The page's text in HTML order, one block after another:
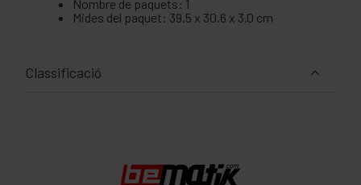
Nombre de paquets: 1
Mides del paquet: 39.5 x 30.6 x 3.0 cm
Classificació